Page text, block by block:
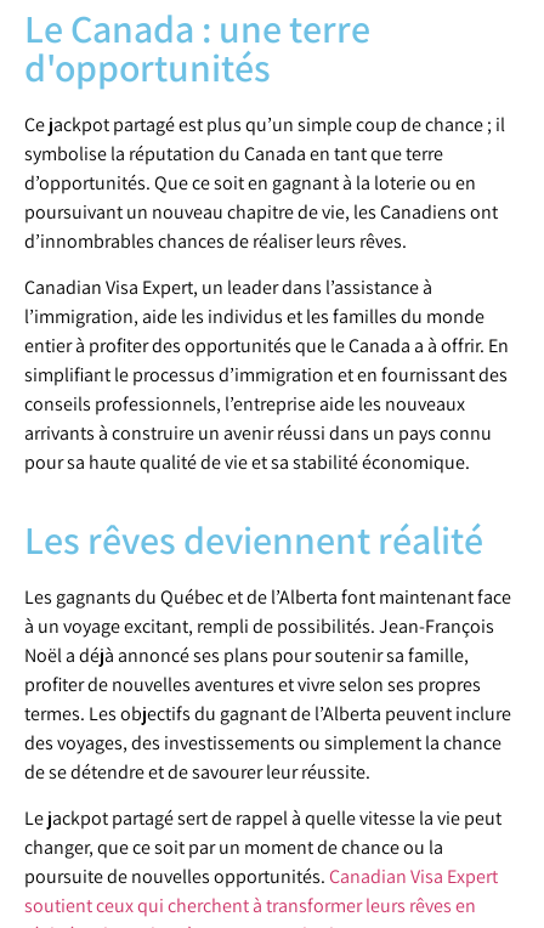
Le Canada : une terre
d'opportunités
Ce jackpot partagé est plus qu’un simple coup de chance ; il
symbolise la réputation du Canada en tant que terre
d’opportunités. Que ce soit en gagnant à la loterie ou en
poursuivant un nouveau chapitre de vie, les Canadiens ont
d’innombrables chances de réaliser leurs rêves.
Canadian Visa Expert, un leader dans l’assistance à
l’immigration, aide les individus et les familles du monde
entier à profiter des opportunités que le Canada a à offrir. En
simplifiant le processus d’immigration et en fournissant des
conseils professionnels, l’entreprise aide les nouveaux
arrivants à construire un avenir réussi dans un pays connu
pour sa haute qualité de vie et sa stabilité économique.
Les rêves deviennent réalité
Les gagnants du Québec et de l’Alberta font maintenant face
à un voyage excitant, rempli de possibilités. Jean-François
Noël a déjà annoncé ses plans pour soutenir sa famille,
profiter de nouvelles aventures et vivre selon ses propres
termes. Les objectifs du gagnant de l’Alberta peuvent inclure
des voyages, des investissements ou simplement la chance
de se détendre et de savourer leur réussite.
Le jackpot partagé sert de rappel à quelle vitesse la vie peut
changer, que ce soit par un moment de chance ou la
poursuite de nouvelles opportunités.Canadian Visa Expert
soutient ceux qui cherchent à transformer leurs rêves en